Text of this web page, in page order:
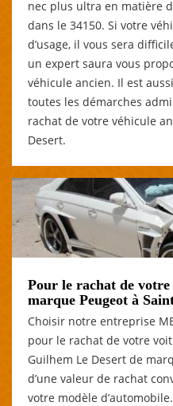
nec plus ultra en matière
dans le 34150. Si votre
d’usage, il vous sera
un expert saura vous
véhicule ancien. Il est
toutes les démarches
rachat de votre véhicule
Desert.
Pour le rachat de votre
marque Peugeot à
Choisir notre entreprise
pour le rachat de votre
Guilhem Le Desert de
d’une valeur de rachat
votre modèle